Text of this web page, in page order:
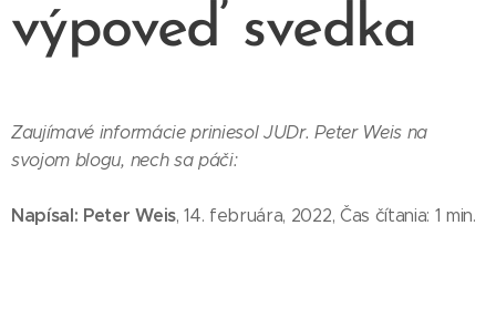
výpoveď svedka
Zaujímavé informácie priniesol JUDr. Peter Weis na
svojom blogu, nech sa páči:
Napísal: Peter Weis, 14. februára, 2022, Čas čítania: 1 min.